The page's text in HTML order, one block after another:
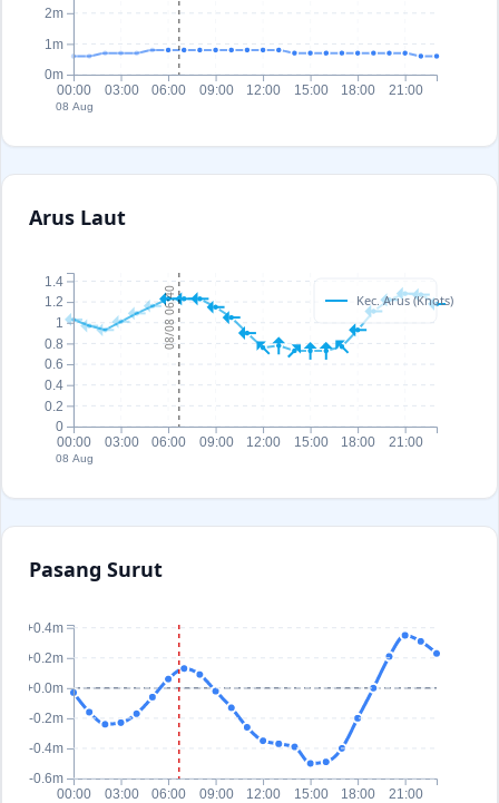
00:00
08 Aug
03:00 06:00 09:00 12:00 15:00 18:00 21:00
0m
1m
2m
Arus Laut
08/08 06:40 Kec. Arus (Knots)
00:00
08 Aug
03:00 06:00 09:00 12:00 15:00 18:00 21:00
0
0.2
0.4
0.6
0.8
1
1.2
1.4
Pasang Surut
00:00 03:00 06:00 09:00 12:00 15:00 18:00 21:00
-0.6m
-0.4m
-0.2m
+0.0m
+0.2m
+0.4m